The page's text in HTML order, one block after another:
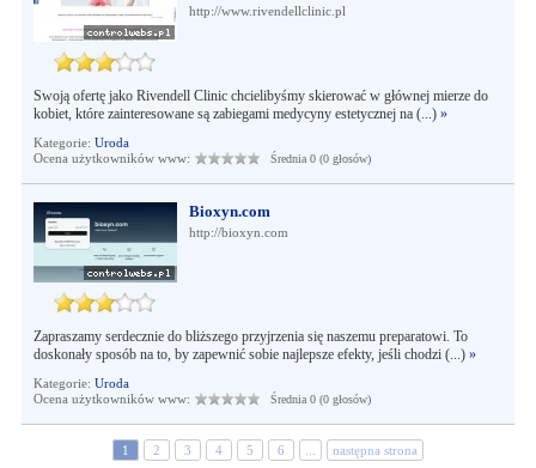
http://www.rivendellclinic.pl
Swoją ofertę jako Rivendell Clinic chcielibyśmy skierować w głównej mierze do
kobiet, które zainteresowane są zabiegami medycyny estetycznej na (...) »
Kategorie: Uroda
Ocena użytkowników www:
Średnia 0 (0 głosów)
Bioxyn.com
http://bioxyn.com
Zapraszamy serdecznie do bliższego przyjrzenia się naszemu preparatowi. To
doskonały sposób na to, by zapewnić sobie najlepsze efekty, jeśli chodzi (...) »
Kategorie: Uroda
Ocena użytkowników www:
Średnia 0 (0 głosów)
1 2 3 4 5 6 następna strona